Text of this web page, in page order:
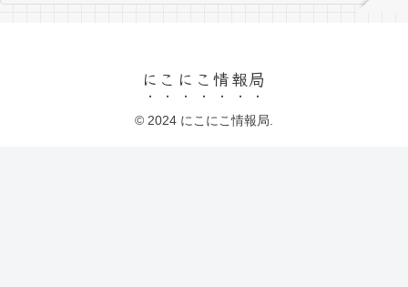
にこにこ情報局
© 2024 にこにこ情報局.